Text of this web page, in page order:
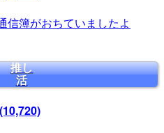
信簿がおちていましたよ
推し
活
(10,720)